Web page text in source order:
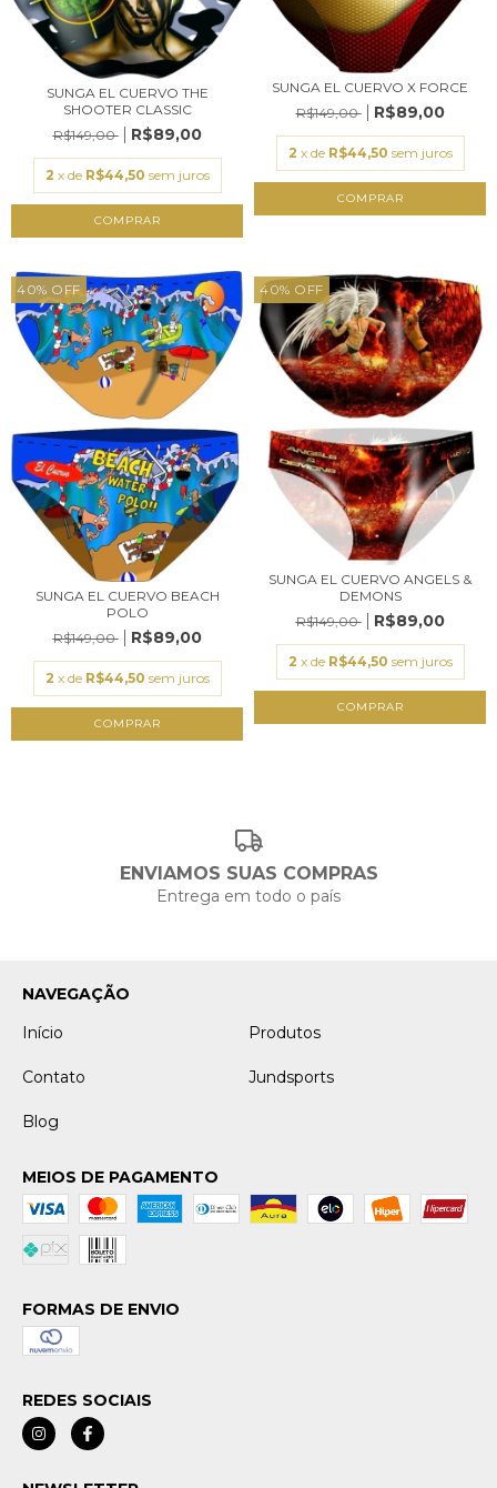
SUNGA EL CUERVO THE
SHOOTER CLASSIC
R$149,00
R$89,00
2 x de R$44,50 sem juros
COMPRAR
SUNGA EL CUERVO X FORCE
R$149,00
R$89,00
2 x de R$44,50 sem juros
COMPRAR
40% OFF
SUNGA EL CUERVO BEACH
POLO
R$149,00
R$89,00
2 x de R$44,50 sem juros
COMPRAR
40% OFF
SUNGA EL CUERVO ANGELS &
DEMONS
R$149,00
R$89,00
2 x de R$44,50 sem juros
COMPRAR
ENVIAMOS SUAS COMPRAS
Entrega em todo o país
NAVEGAÇÃO
Início
Produtos
Contato Jundsports
Blog
MEIOS DE PAGAMENTO
FORMAS DE ENVIO
REDES SOCIAIS